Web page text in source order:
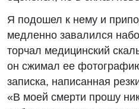
Я подошел к нему и
медленно завалился
торчал медицинский
он сжимал ее
записка, написанная
«В моей смерти прошу